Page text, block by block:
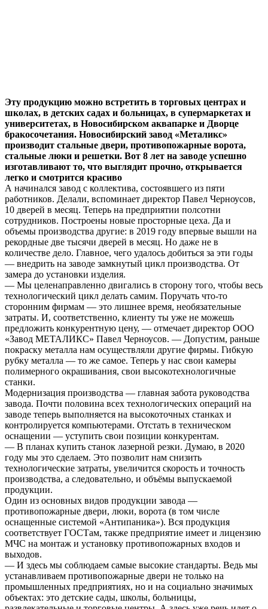
Эту продукцию можно встретить в торговых центрах и
школах, в детских садах и больницах, в супермаркетах и
университетах, в Новосибирском аквапарке и Дворце
бракосочетания. Новосибирский завод «Металикс»
производит стальные двери, противопожарные ворота,
стальные люки и решетки. Вот 8 лет на заводе успешно
изготавливают то, что выглядит прочно, открывается
легко и смотрится красиво
А начинался завод с коллектива, состоявшего из пяти
работников. Делали, вспоминает директор Павел Черноусов,
10 дверей в месяц. Теперь на предприятии полсотни
сотрудников. Построены новые просторные цеха. Да и
объемы производства другие: в 2019 году впервые вышли на
рекордные две тысячи дверей в месяц. Но даже не в
количестве дело. Главное, чего удалось добиться за эти годы
— внедрить на заводе замкнутый цикл производства. От
замера до установки изделия.
— Мы целенаправленно двигались в сторону того, чтобы весь
технологический цикл делать самим. Поручать что-то
сторонним фирмам — это лишнее время, необязательные
затраты. И, соответственно, клиенту ты уже не можешь
предложить конкурентную цену, — отмечает директор ООО
«Завод МЕТАЛИКС» Павел Черноусов. — Допустим, раньше
покраску металла нам осуществляли другие фирмы. Гибкую
рубку металла — то же самое. Теперь у нас свои камеры
полимерного окрашивания, свои высокотехнологичные
станки.
Модернизация производства — главная забота руководства
завода. Почти половина всех технологических операций на
заводе теперь выполняется на высокоточных станках и
контролируется компьютерами. Отстать в техническом
оснащении — уступить свои позиции конкурентам.
— В планах купить станок лазерной резки. Думаю, в 2020
году мы это сделаем. Это позволит нам снизить
технологические затраты, увеличится скорость и точность
производства, а следовательно, и объёмы выпускаемой
продукции.
Один из основных видов продукции завода —
противопожарные двери, люки, ворота (в том числе
оснащенные системой «Антипаника»). Вся продукция
соответствует ГОСТам, также предприятие имеет и лицензию
МЧС на монтаж и установку противопожарных входов и
выходов.
— И здесь мы соблюдаем самые высокие стандарты. Ведь мы
устанавливаем противопожарные двери не только на
промышленных предприятиях, но и на социально значимых
объектах: это детские сады, школы, больницы,